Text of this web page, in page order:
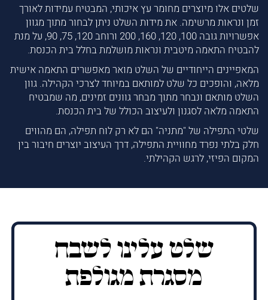
שלטים אלו מיוצרים מחומר עץ איכותי, המבטיח עמידות לאורך
זמן ונראות מרשימה. את מידות השלט ניתן לבחור מתוך מגוון
אפשרויות גובה 100, 120, 160, 200 ורוחב 120, 75, 90, על מנת
להבטיח התאמה מיטבית ונראות מושלמת בחלל בית הכנסת.
המאפיינים הייחודיים של השלט מואר מאפשרים התאמה אישית
מלאה, והופכים כל שלט למותאם במיוחד לצרכי הקהילה. גוון
השלט מותאם ונבחר מתוך מבחר גוונים זמינים, מה שמבטיח
התאמה מלאה לסגנון ולעיצוב הכולל של בית הכנסת.
שלטי התפילה של "מתניה" הם לא רק לוח תפילה, הם מהווים
חלק בלתי נפרד מחוויית התפילה, דרך העיצוב יוצרים חיבור בין
המקום הפיזי, לרגש הקהילתי.
שלט עלינו לשבח
מסגרת מגולפת